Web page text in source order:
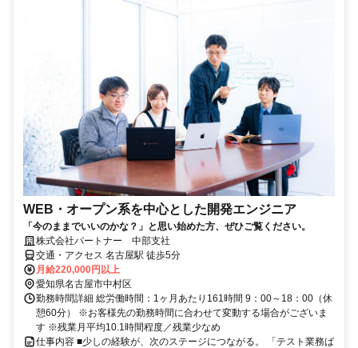
WEB・オープン系を中心とした開発エンジニア
「今のままでいいのかな？」と思い始めた方、ぜひご覧ください。
株式会社パートナー 中部支社
交通・アクセス 名古屋駅 徒歩5分
月給220,000円以上
愛知県名古屋市中村区
勤務時間詳細 総労働時間：1ヶ月あたり161時間 9：00～18：00（休
憩60分） ※お客様先の勤務時間に合わせて変動する場合がございま
す ※残業月平均10.1時間程度／残業少なめ
仕事内容 ■少しの経験が、次のステージにつながる。 「テスト業務ば